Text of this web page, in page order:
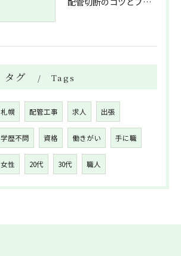
タグ Tags
札幌 配管工事 求人 出張
学歴不問 資格 働きがい 手に職
女性 20代 30代 職人